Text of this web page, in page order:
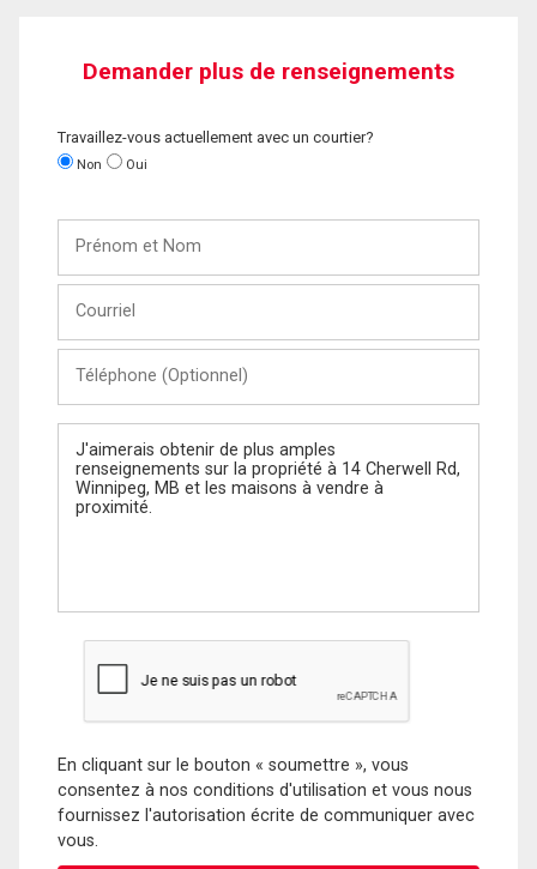
Demander plus de renseignements
Travaillez-vous actuellement avec un courtier?
Non Oui
Nom
(Optionnel)
Message
En cliquant sur le bouton « soumettre », vous
consentez à nos conditions d'utilisation et vous nous
fournissez l'autorisation écrite de communiquer avec
vous.